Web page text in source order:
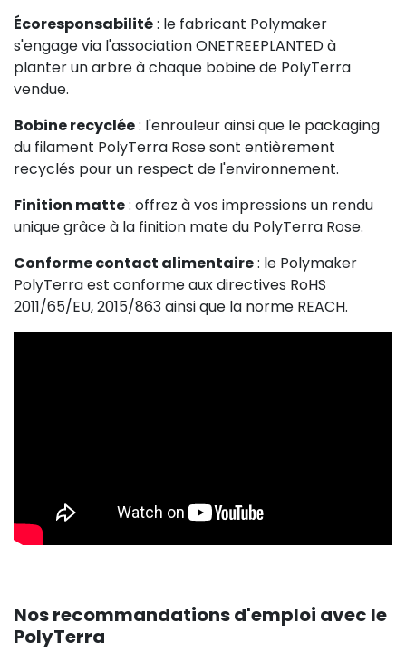
Écoresponsabilité: le fabricant Polymaker
s'engage via l'association ONETREEPLANTED à
planter un arbre à chaque bobine de PolyTerra
vendue.
Bobine recyclée: l'enrouleur ainsi que le packaging
du filament PolyTerra Rose sont entièrement
recyclés pour un respect de l'environnement.
Finition matte: offrez à vos impressions un rendu
unique grâce à la finition mate du PolyTerra Rose.
Conforme contact alimentaire: le Polymaker
PolyTerra est conforme aux directives RoHS
2011/65/EU, 2015/863 ainsi que la norme REACH.
Nos recommandations d'emploi avec le
PolyTerra